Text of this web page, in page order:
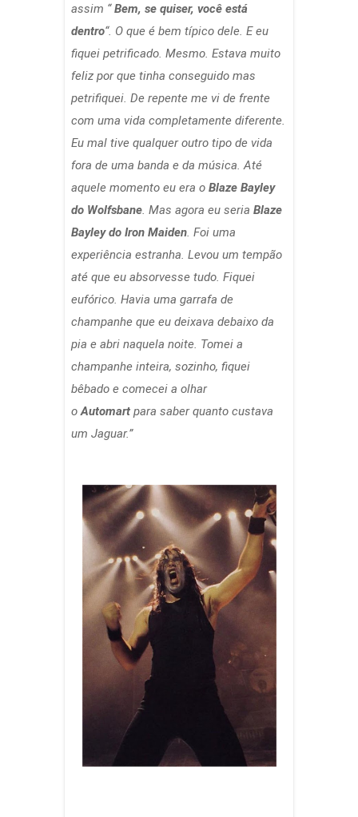
assim “Bem, se quiser, você está
dentro“. O que é bem típico dele. E eu
fiquei petrificado. Mesmo. Estava muito
feliz por que tinha conseguido mas
petrifiquei. De repente me vi de frente
com uma vida completamente diferente.
Eu mal tive qualquer outro tipo de vida
fora de uma banda e da música. Até
aquele momento eu era o Blaze Bayley
do Wolfsbane . Mas agora eu seria Blaze
Bayley do Iron Maiden . Foi uma
experiência estranha. Levou um tempão
até que eu absorvesse tudo. Fiquei
eufórico. Havia uma garrafa de
champanhe que eu deixava debaixo da
pia e abri naquela noite. Tomei a
champanhe inteira, sozinho, fiquei
bêbado e comecei a olhar
o Automart para saber quanto custava
um Jaguar.”